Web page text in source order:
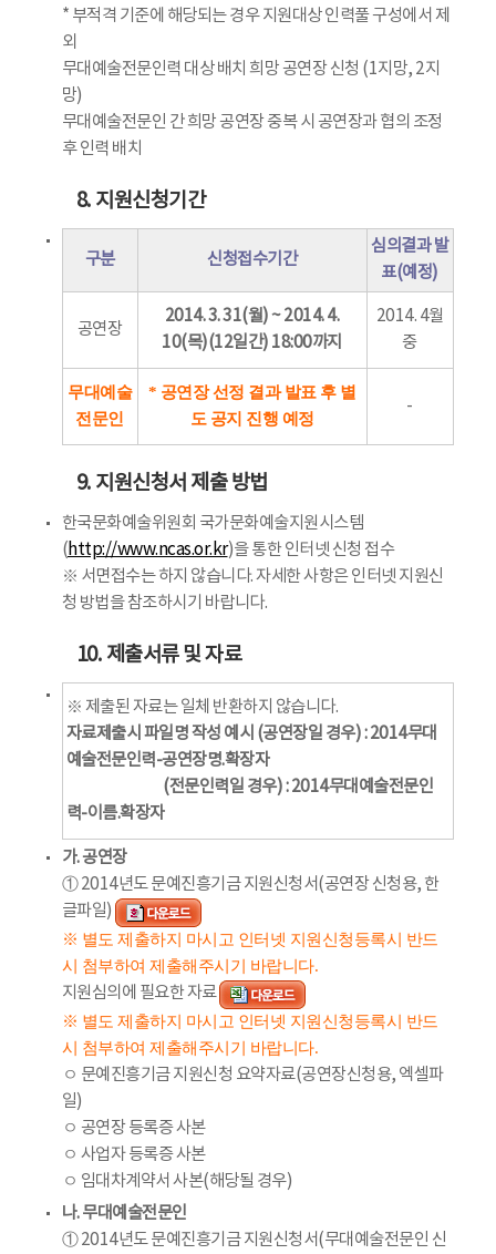
* 부적격 기준에 해당되는 경우 지원대상 인력풀 구성에서 제
외
무대예술전문인력 대상 배치 희망 공연장 신청 (1지망, 2지
망)
무대예술전문인 간 희망 공연장 중복 시 공연장과 협의 조정
후 인력 배치
8. 지원신청기간
구분 신청접수기간
심의결과 발
표(예정)
공연장
2014. 3. 31(월) ~ 2014. 4.
10(목)(12일간) 18:00까지
2014. 4월
중
무대예술
전문인
* 공연장 선정 결과 발표 후 별
도 공지 진행 예정
-
9. 지원신청서 제출 방법
한국문화예술위원회 국가문화예술지원시스템
( http://www.ncas.or.kr)을 통한 인터넷 신청 접수
※ 서면접수는 하지 않습니다. 자세한 사항은 인터넷 지원신
청 방법을 참조하시기 바랍니다.
10. 제출서류 및 자료
※ 제출된 자료는 일체 반환하지 않습니다.
자료제출시 파일명 작성 예시 (공연장일 경우) : 2014무대
예술전문인력-공연장명.확장자
(전문인력일 경우) : 2014무대예술전문인
력-이름.확장자
가. 공연장
① 2014년도 문예진흥기금 지원신청서(공연장 신청용, 한
글파일)
※ 별도 제출하지 마시고 인터넷 지원신청등록시 반드
시 첨부하여 제출해주시기 바랍니다.
지원심의에 필요한 자료
※ 별도 제출하지 마시고 인터넷 지원신청등록시 반드
시 첨부하여 제출해주시기 바랍니다.
ㅇ 문예진흥기금 지원신청 요약자료(공연장신청용, 엑셀파
일)
ㅇ 공연장 등록증 사본
ㅇ 사업자 등록증 사본
ㅇ 임대차계약서 사본(해당될 경우)
나. 무대예술전문인
① 2014년도 문예진흥기금 지원신청서(무대예술전문인 신